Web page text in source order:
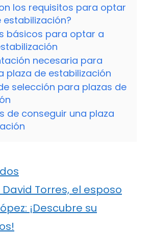
los requisitos para optar
estabilización?
básicos para optar a
necesaria para
plaza de estabilización
selección para plazas de
de conseguir una plaza
Torres, el esposo
¡Descubre su